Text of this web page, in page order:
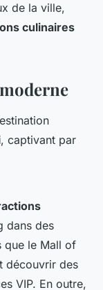
de la ville,
culinaires
, captivant par
dans des
que le Mall of
découvrir des
VIP. En outre,